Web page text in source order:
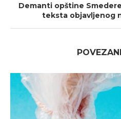
Demanti opštine
teksta objavljenog